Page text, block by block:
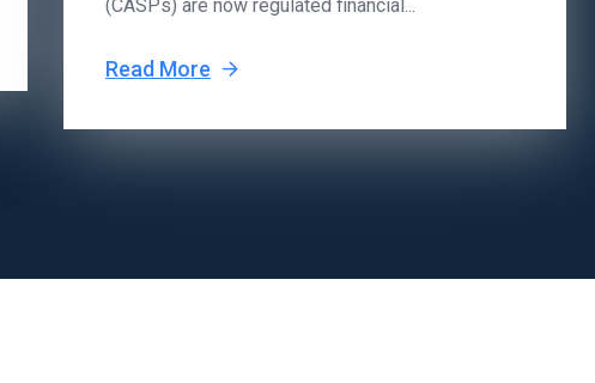
(CASPs) are now regulated financial...
Read More